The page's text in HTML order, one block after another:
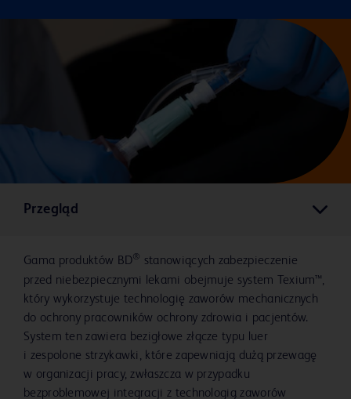
Przegląd
Gama produktów BD® stanowiących zabezpieczenie
przed niebezpiecznymi lekami obejmuje system Texium™,
który wykorzystuje technologię zaworów mechanicznych
do ochrony pracowników ochrony zdrowia i pacjentów.
System ten zawiera bezigłowe złącze typu luer
i zespolone strzykawki, które zapewniają dużą przewagę
w organizacji pracy, zwłaszcza w przypadku
bezproblemowej integracji z technologią zaworów